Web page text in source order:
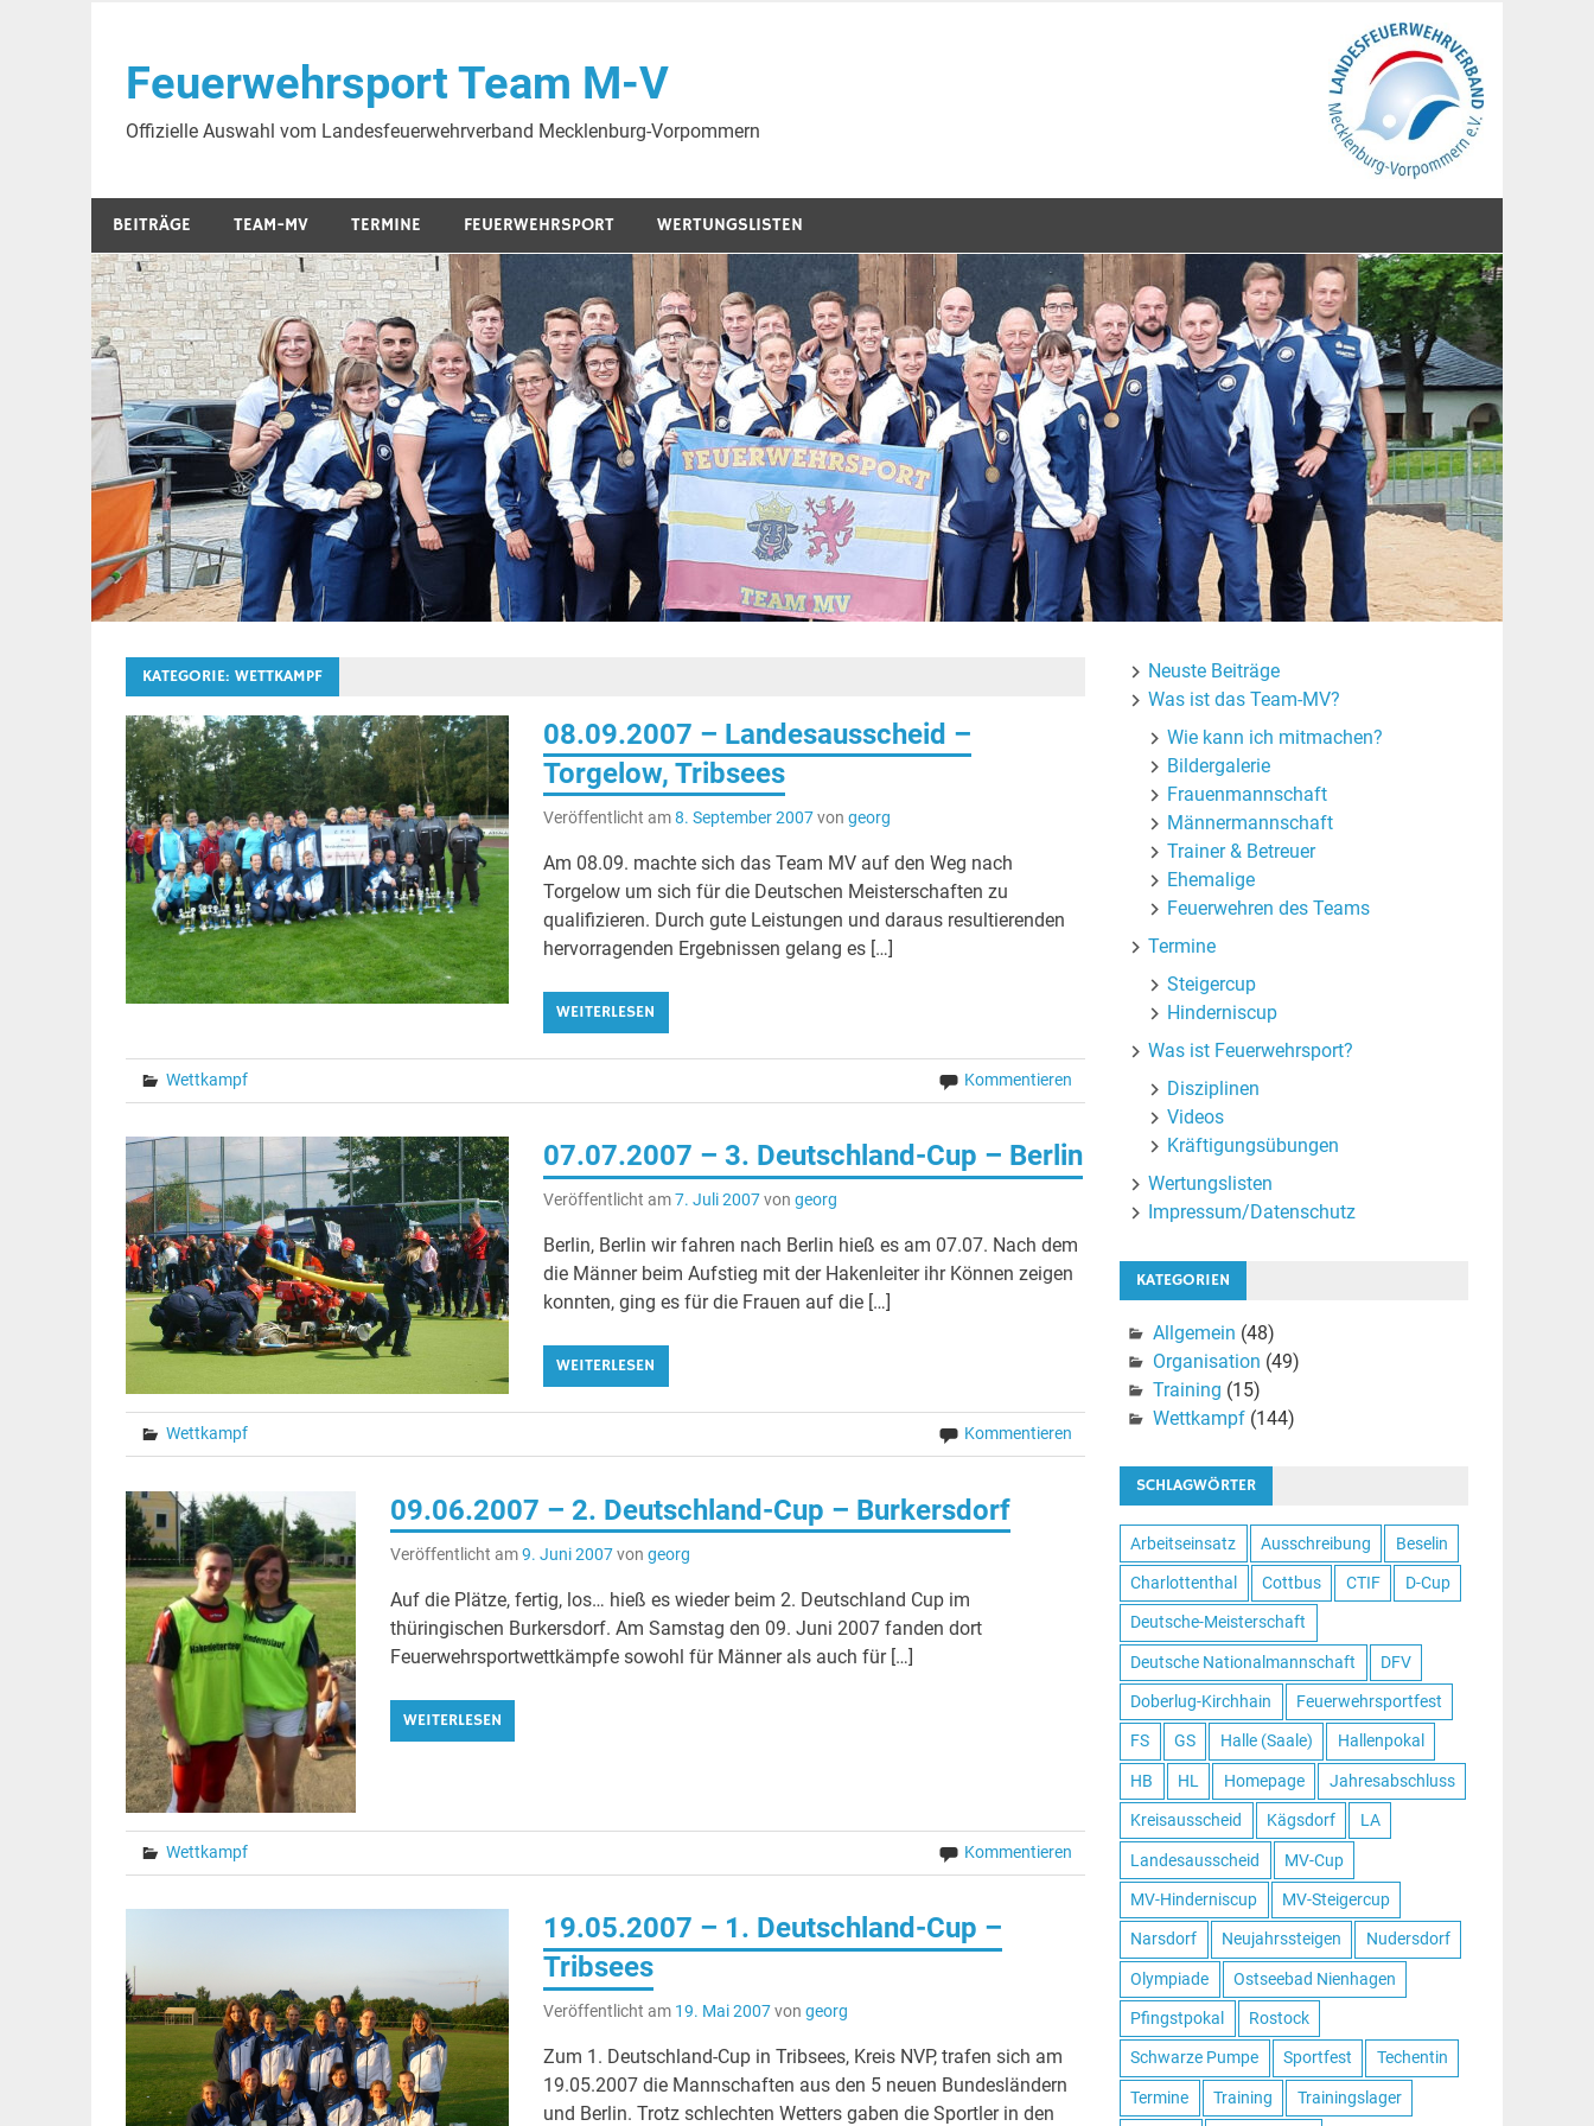
contentFeuerwehrsport Team M-V
Offizielle Auswahl vom Landesfeuerwehrverband Mecklenburg-Vorpommern
BEITRÄGE TEAM-MV TERMINE FEUERWEHRSPORT WERTUNGSLISTEN
KATEGORIE: WETTKAMPF
08.09.2007 – Landesausscheid –
Torgelow, Tribsees
Veröffentlicht am8. September 2007vongeorg
Am 08.09. machte sich das Team MV auf den Weg nach
Torgelow um sich für die Deutschen Meisterschaften zu
qualifizieren. Durch gute Leistungen und daraus resultierenden
hervorragenden Ergebnissen gelang es […]
WEITERLESEN
Wettkampf Kommentieren
07.07.2007 – 3. Deutschland-Cup – Berlin
Veröffentlicht am7. Juli 2007vongeorg
Berlin, Berlin wir fahren nach Berlin hieß es am 07.07. Nach dem
die Männer beim Aufstieg mit der Hakenleiter ihr Können zeigen
konnten, ging es für die Frauen auf die […]
WEITERLESEN
Wettkampf Kommentieren
09.06.2007 – 2. Deutschland-Cup – Burkersdorf
Veröffentlicht am9. Juni 2007von georg
Auf die Plätze, fertig, los… hieß es wieder beim 2. Deutschland Cup im
thüringischen Burkersdorf. Am Samstag den 09. Juni 2007 fanden dort
Feuerwehrsportwettkämpfe sowohl für Männer als auch für […]
WEITERLESEN
Wettkampf Kommentieren
19.05.2007 – 1. Deutschland-Cup –
Tribsees
Veröffentlicht am 19. Mai 2007vongeorg
Zum 1. Deutschland-Cup in Tribsees, Kreis NVP, trafen sich am
19.05.2007 die Mannschaften aus den 5 neuen Bundesländern
und Berlin. Trotz schlechten Wetters gaben die Sportler in den
Neuste Beiträge
Was ist das Team-MV?
Wie kann ich mitmachen?
Bildergalerie
Frauenmannschaft
Männermannschaft
Trainer & Betreuer
Ehemalige
Feuerwehren des Teams
Termine
Steigercup
Hinderniscup
Was ist Feuerwehrsport?
Disziplinen
Videos
Kräftigungsübungen
Wertungslisten
Impressum/Datenschutz
KATEGORIEN
Allgemein (48)
Organisation (49)
Training (15)
Wettkampf(144)
SCHLAGWÖRTER
Arbeitseinsatz Ausschreibung Beselin
Charlottenthal Cottbus CTIF D-Cup
Deutsche-Meisterschaft
Deutsche Nationalmannschaft DFV
Doberlug-Kirchhain Feuerwehrsportfest
FS GS Halle (Saale) Hallenpokal
HB HL Homepage Jahresabschluss
Kreisausscheid Kägsdorf LA
Landesausscheid MV-Cup
MV-Hinderniscup MV-Steigercup
Narsdorf Neujahrssteigen Nudersdorf
Olympiade Ostseebad Nienhagen
Pfingstpokal Rostock
Schwarze Pumpe Sportfest Techentin
Termine Training Trainingslager